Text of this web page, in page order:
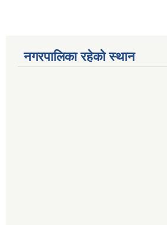
नगरपालिका रहेको स्थान